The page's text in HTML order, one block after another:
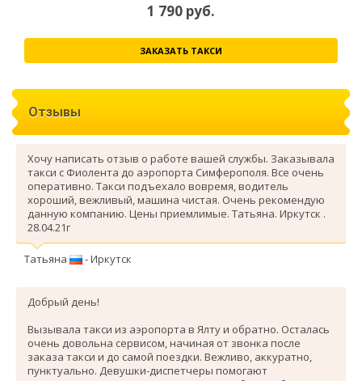
1 790 руб.
ЗАКАЗАТЬ ТАКСИ
Отзывы
Хочу написать отзыв о работе вашей службы. Заказывала
такси с Фиолента до аэропорта Симферополя. Все очень
оперативно. Такси подъехало вовремя, водитель
хороший, вежливый, машина чистая. Очень рекомендую
данную компанию. Цены приемлимые. Татьяна. Иркутск .
28.04.21г
Татьяна - Иркутск
Добрый день!
Вызывала такси из аэропорта в Ялту и обратно. Осталась
очень довольна сервисом, начиная от звонка после
заказа такси и до самой поездки. Вежливо, аккуратно,
пунктуально. Девушки-диспетчеры помогают